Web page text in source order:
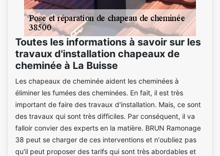
Toutes les informations à savoir sur les
travaux d'installation chapeaux de
cheminée à La Buisse
Les chapeaux de cheminée aident les cheminées à
éliminer les fumées des cheminées. En fait, il est très
important de faire des travaux d'installation. Mais, ce sont
des travaux qui sont très difficiles. Par conséquent, il va
falloir convier des experts en la matière. BRUN Ramonage
38 peut se charger de ces interventions et n'oubliez pas
qu'il peut proposer des tarifs qui sont très abordables et